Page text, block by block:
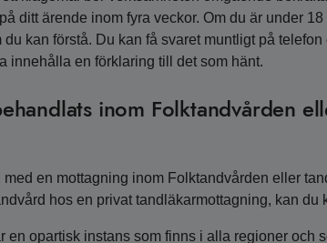
ditt ärende inom fyra veckor. Om du är under
du kan förstå. Du kan få svaret muntligt på
innehålla en förklaring till det som hänt.
inom Folktandvården
med en mottagning inom Folktandvården eller
hos en privat tandläkarmottagning, kan du
en opartisk instans som finns i alla regioner och